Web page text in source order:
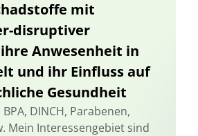
mit
disruptiver
Anwesenheit in
und ihr Einfluss auf
Gesundheit
DINCH, Parabenen,
Mein Interessengebiet sind